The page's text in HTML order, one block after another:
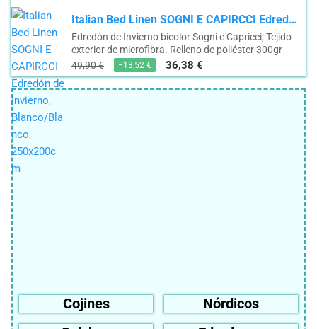
Italian Bed Linen SOGNI E CAPIRCCI Edredón de Invierno, Blanco/Blanco, 250x200cm
Edredón de Invierno bicolor Sogni e Capricci; Tejido
exterior de microfibra. Relleno de poliéster 300gr
49,90 €
−13,52 € 36,38 €
Cojines
Nórdicos